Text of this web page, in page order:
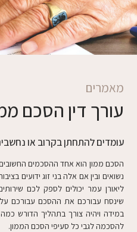
מאמרים
עורך דין הסכם
עומדים להתחתן בקרוב או
הסכם ממון הוא אחד ההסכמים החשובים
נשואים ובין אם אלה בני זוג ידועים
ליאורן עמר יכולים לספק לכם
שינסח עבורכם את ההסכם עבורכם
במידה ויהיה צורך בתהליך הדורש
להסכמה לגבי כל סעיפי הסכם הממון.